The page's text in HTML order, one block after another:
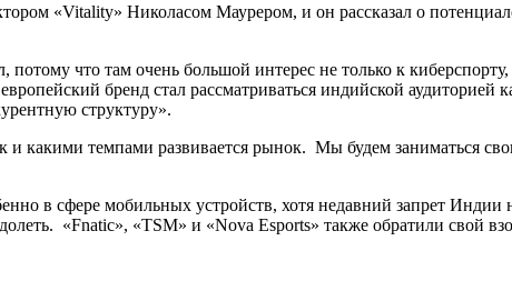
«Vitality» Николасом Маурером, и он рассказал о
что там очень большой интерес не только к
бренд стал рассматриваться индийской
структуру».
и какими темпами развивается рынок. Мы будем заниматься
в сфере мобильных устройств, хотя недавний запрет Индии
«Fnatic», «TSM» и «Nova Esports» также обратили свой